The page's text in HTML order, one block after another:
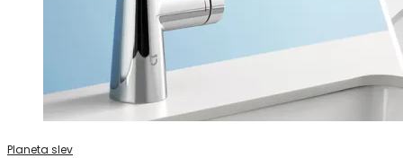
Planeta slev